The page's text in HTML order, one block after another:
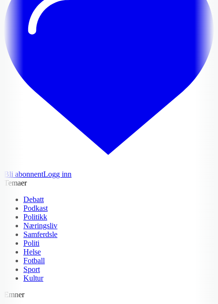
Bli abonnentLogg inn
Temaer
Debatt
Podkast
Politikk
Næringsliv
Samferdsle
Politi
Helse
Fotball
Sport
Kultur
Emner